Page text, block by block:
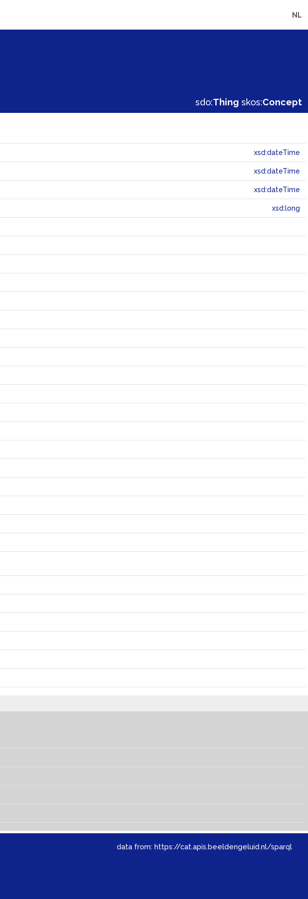
NL
sdo:Thing skos:Concept
xsd:dateTime
xsd:dateTime
xsd:dateTime
xsd:long
data from: https://cat.apis.beeldengeluid.nl/sparql